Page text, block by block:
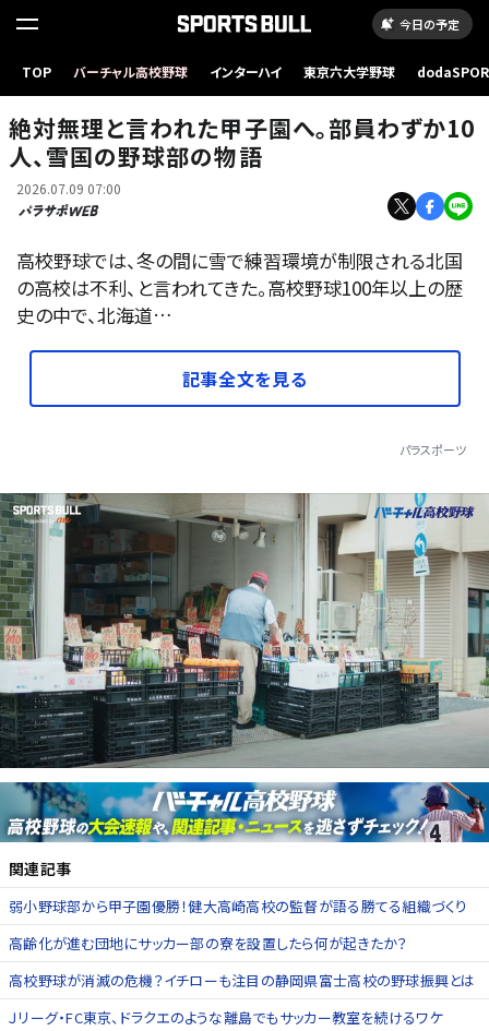
今日の予定
TOP バーチャル高校野球 インターハイ 東京六大学野球
絶対無理と言われた甲子園へ。部員わずか10
人、雪国の野球部の物語
2026.07.09 07:00
高校野球では、冬の間に雪で練習環境が制限される北国
の高校は不利、と言われてきた。高校野球100年以上の歴
史の中で、北海道…
記事全文を見る
パラスポーツ
関連記事
弱小野球部から甲子園優勝！健大高崎高校の監督が語る勝てる組織づくり
高齢化が進む団地にサッカー部の寮を設置したら何が起きたか？
高校野球が消滅の危機？イチローも注目の静岡県富士高校の野球振興とは
Ｊリーグ・FC東京、ドラクエのような離島でもサッカー教室を続けるワケ